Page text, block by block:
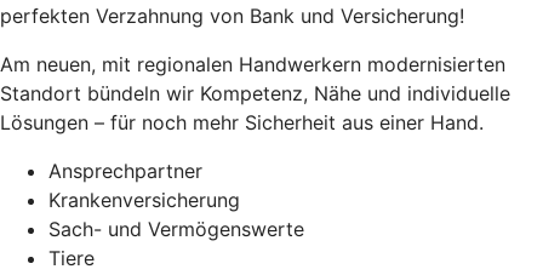
perfekten Verzahnung von Bank und Versicherung!
Am neuen, mit regionalen Handwerkern modernisierten
Standort bündeln wir Kompetenz, Nähe und individuelle
Lösungen – für noch mehr Sicherheit aus einer Hand.
Ansprechpartner
Krankenversicherung
Sach- und Vermögenswerte
Tiere